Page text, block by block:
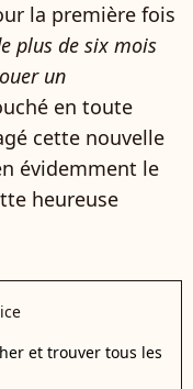
la première fois
plus de six mois
un
en toute
cette nouvelle
évidemment le
heureuse
et trouver tous les